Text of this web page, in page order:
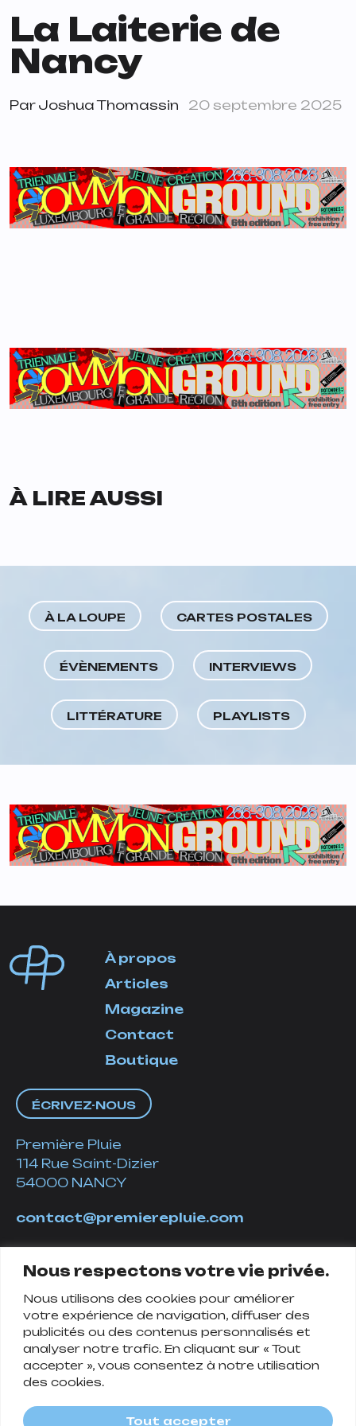
Nous respectons votre vie privée.
Nous utilisons des cookies pour améliorer
votre expérience de navigation, diffuser des
publicités ou des contenus personnalisés et
analyser notre trafic. En cliquant sur « Tout
accepter », vous consentez à notre utilisation
des cookies.
Tout accepter
La Laiterie de
Nancy
Par Joshua Thomassin 20 septembre 2025
À LIRE AUSSI
À LA LOUPE CARTES POSTALES
ÉVÈNEMENTS INTERVIEWS
LITTÉRATURE PLAYLISTS
À propos
Articles
Magazine
Contact
Boutique
ÉCRIVEZ-NOUS
Première Pluie
114 Rue Saint-Dizier
54000 NANCY
contact@premierepluie.com
Suivez-nous